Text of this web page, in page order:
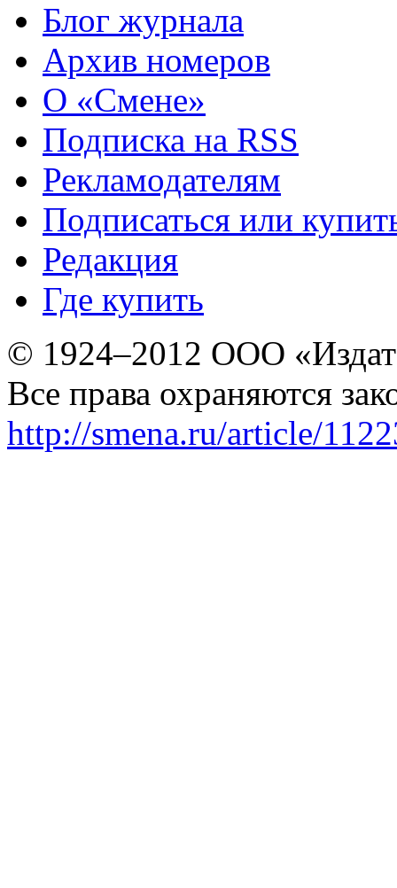
Блог журнала
Архив номеров
О «Смене»
Подписка на RSS
Рекламодателям
Подписаться или
Редакция
Где купить
© 1924–2012 ООО
Все права охраняются
http://smena.ru/article/